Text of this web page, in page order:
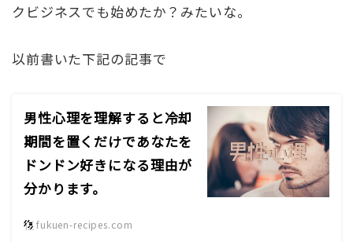
クビジネスでも始めたか？みたいな。
以前書いた下記の記事で
男性心理を理解すると冷却
期間を置くだけであなたを
ドンドン好きになる理由が
分かります。
fukuen-recipes.com